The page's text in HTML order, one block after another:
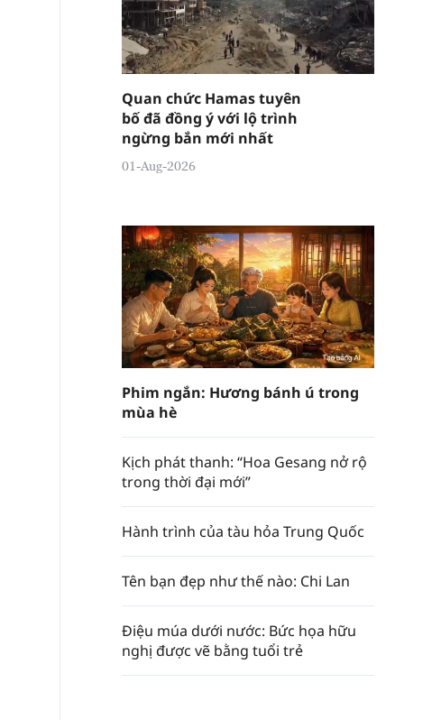
Quan chức Hamas tuyên
bố đã đồng ý với lộ trình
ngừng bắn mới nhất
01-Aug-2026
Phim ngắn: Hương bánh ú trong
mùa hè
Kịch phát thanh: “Hoa Gesang nở rộ
trong thời đại mới”
Hành trình của tàu hỏa Trung Quốc
Tên bạn đẹp như thế nào: Chi Lan
Điệu múa dưới nước: Bức họa hữu
nghị được vẽ bằng tuổi trẻ